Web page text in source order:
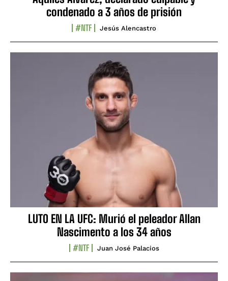
condenado a 3 años de prisión
#NTF Jesús Alencastro
LUTO EN LA UFC: Murió el peleador Allan
Nascimento a los 34 años
#NTF Juan José Palacios